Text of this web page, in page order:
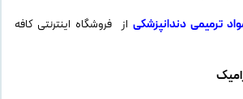
ترمیمی دندانپزشکی از فروشگاه اینترنتی کافه